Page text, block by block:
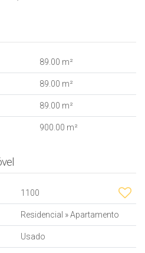
89.00 m²
89.00 m²
89.00 m²
900.00 m²
1100
Residencial »Apartamento
Usado